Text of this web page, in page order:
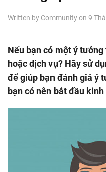
Written by Communityon 9
Nếu bạn có một ý
hoặc dịch vụ? Hãy sử
để giúp bạn đánh giá ý
bạn có nên bắt đầu